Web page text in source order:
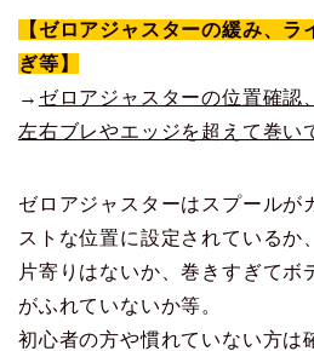
【ゼロアジャスターの緩み、
ぎ等】
→ ゼロアジャスターの位置確認
左右ブレやエッジを超えて巻い
ゼロアジャスターはスプールが
ストな位置に設定されているか
片寄りはないか、巻きすぎてボ
がふれていないか等。
初心者の方や慣れていない方は